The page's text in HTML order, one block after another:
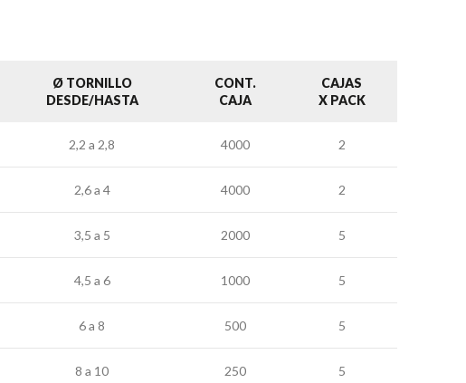
Ø TORNILLO
DESDE/HASTA
CONT.
CAJA
CAJAS
X PACK
2,2 a 2,8 4000 2
2,6 a 4 4000 2
3,5 a 5 2000 5
4,5 a 6 1000 5
6 a 8 500 5
8 a 10 250 5